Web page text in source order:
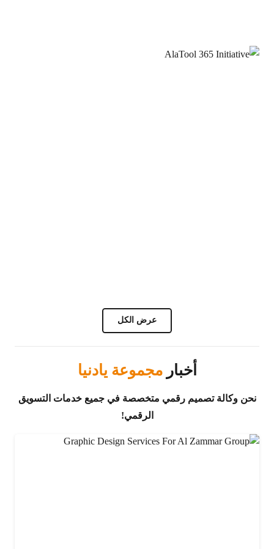
عرض الكل
أخبارمجموعة يادنيا
نحن وكالة تصميم رقمي متخصصة في جميع خدمات التسويق
الرقمي!